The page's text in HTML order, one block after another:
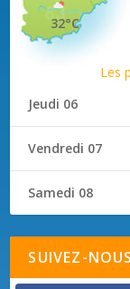
32°C
Les
Jeudi 06
Vendredi 07
Samedi 08
SUIVEZ-NOUS